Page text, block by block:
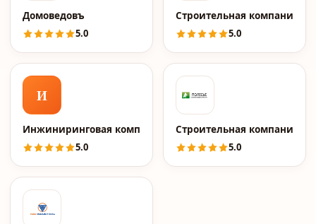
Домоведовъ
5.0
Строительная компания
5.0
И
Инжиниринговая компания 2к
5.0
Строительная компания
5.0